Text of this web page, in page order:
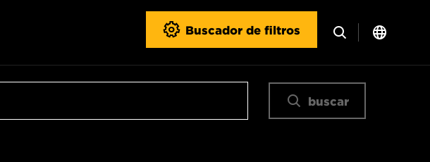
Buscador de filtros
buscar